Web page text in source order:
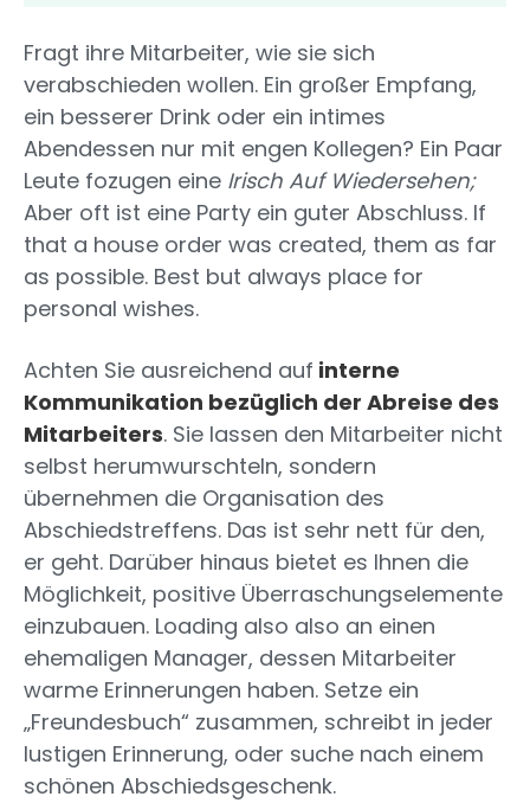
Fragt ihre Mitarbeiter, wie sie sich
verabschieden wollen. Ein großer Empfang,
ein besserer Drink oder ein intimes
Abendessen nur mit engen Kollegen? Ein Paar
Leute fozugen eine Irisch Auf Wiedersehen;
Aber oft ist eine Party ein guter Abschluss. If
that a house order was created, them as far
as possible. Best but always place for
personal wishes.
Achten Sie ausreichend auf interne
Kommunikation bezüglich der Abreise des
Mitarbeiters. Sie lassen den Mitarbeiter nicht
selbst herumwurschteln, sondern
übernehmen die Organisation des
Abschiedstreffens. Das ist sehr nett für den,
er geht. Darüber hinaus bietet es Ihnen die
Möglichkeit, positive Überraschungselemente
einzubauen. Loading also also an einen
ehemaligen Manager, dessen Mitarbeiter
warme Erinnerungen haben. Setze ein
„Freundesbuch“ zusammen, schreibt in jeder
lustigen Erinnerung, oder suche nach einem
schönen Abschiedsgeschenk.